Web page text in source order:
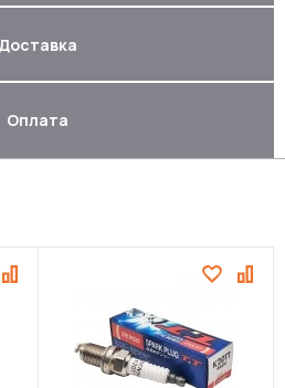
Доставка
Оплата